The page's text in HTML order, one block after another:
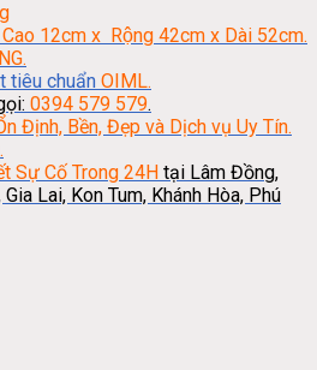
Cao 12cm x Rộng 42cm x Dài 52cm.
tiêu chuẩn OIML.
0394 579 579.
Định, Bền, Đẹp và Dịch vụ Uy Tín.
Sự Cố Trong 24H tại Lâm Đồng,
Lai, Kon Tum, Khánh Hòa, Phú